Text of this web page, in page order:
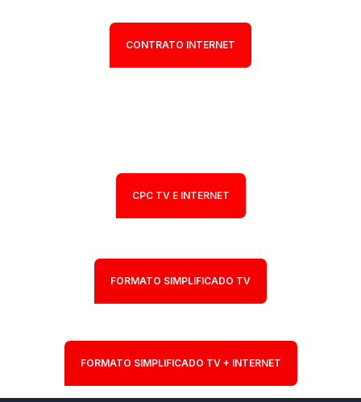
CONTRATO INTERNET
CPC TV E INTERNET
FORMATO SIMPLIFICADO TV
FORMATO SIMPLIFICADO TV + INTERNET